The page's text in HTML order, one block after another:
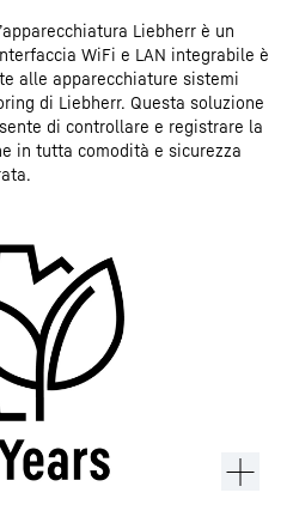
Liebherr è un
WiFi e LAN integrabile è
alle apparecchiature sistemi
di Liebherr. Questa soluzione
di controllare e registrare la
in tutta comodità e sicurezza